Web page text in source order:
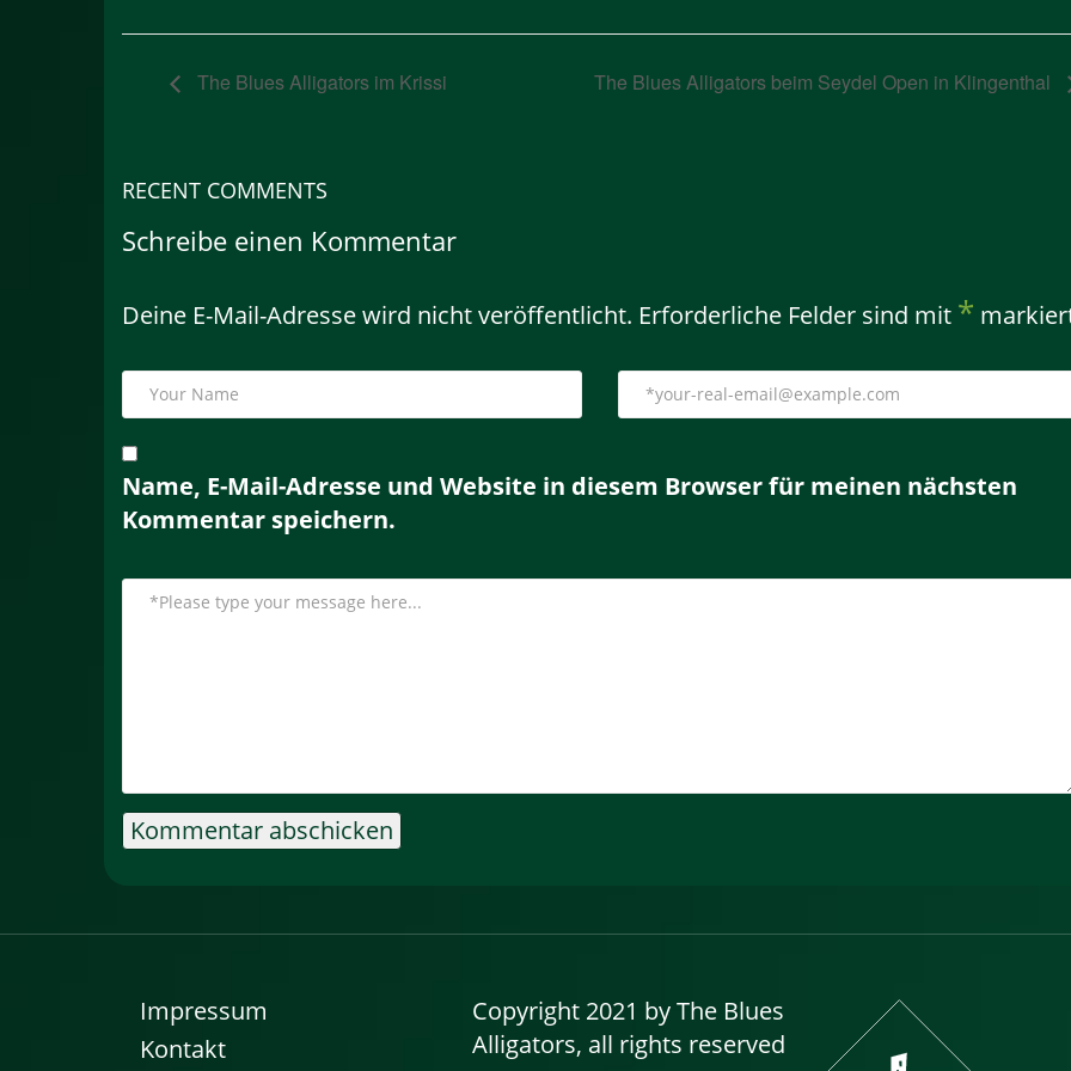
The Blues Alligators im Krissi The Blues Alligators beim Seydel Open in Klingenthal
RECENT COMMENTS
Schreibe einen Kommentar
Deine E-Mail-Adresse wird nicht veröffentlicht. Erforderliche Felder sind mit *
Name, E-Mail-Adresse und Website in diesem Browser für meinen nächsten
Kommentar speichern.
Impressum
Kontakt
Copyright 2021 by The Blues
Alligators, all rights reserved